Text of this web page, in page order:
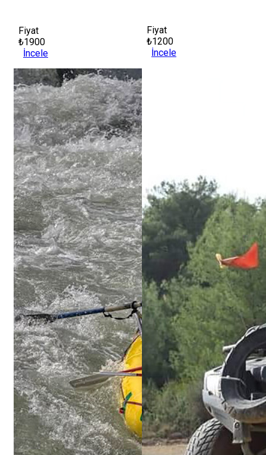
Fiyat
₺1900
İncele
Fiyat
₺1200
İncele